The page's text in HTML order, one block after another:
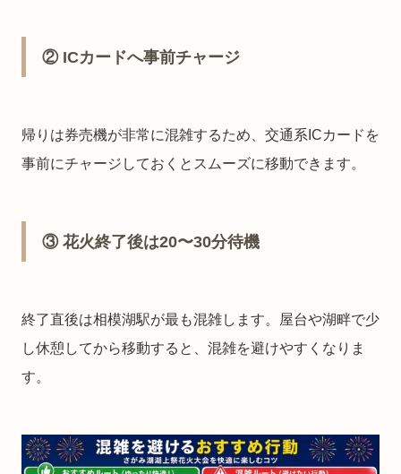
② ICカードへ事前チャージ
帰りは券売機が非常に混雑するため、交通系ICカードを
事前にチャージしておくとスムーズに移動できます。
③ 花火終了後は20〜30分待機
終了直後は相模湖駅が最も混雑します。屋台や湖畔で少
し休憩してから移動すると、混雑を避けやすくなりま
す。